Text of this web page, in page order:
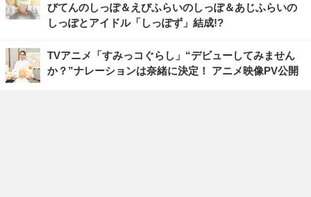
びてんのしっぽ＆えびふらいのしっぽ＆あじふらいの
しっぽとアイドル「しっぽず」結成!?
TVアニメ「すみっコぐらし」“デビューしてみません
か？”ナレーションは奈緒に決定！ アニメ映像PV公開